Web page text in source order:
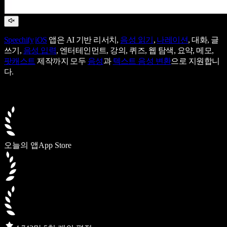
Speechify iOS 앱은 AI 기반 리서치, 음성 읽기 , 나레이션, 대화, 글
쓰기, 음성 입력, 엔터테인먼트, 강의, 퀴즈, 웹 탐색, 요약, 메모,
팟캐스트 제작까지 모두 음성과 텍스트 음성 변환으로 지원합니
다.
오늘의 앱App Store